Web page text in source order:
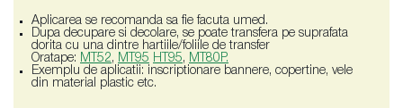
Aplicarea se recomanda sa fie facuta umed.
Dupa decupare si decolare, se poate transfera pe suprafata
dorita cu una dintre hartiile/foliile de transfer
Oratape: MT52, MT95 HT95, MT80P.
Exemplu de aplicatii: inscriptionare bannere, copertine, vele
din material plastic etc.